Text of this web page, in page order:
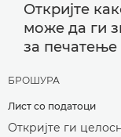
Откријте
може да ги
за
БРОШУРА
Лист со податоци
Откријте ги